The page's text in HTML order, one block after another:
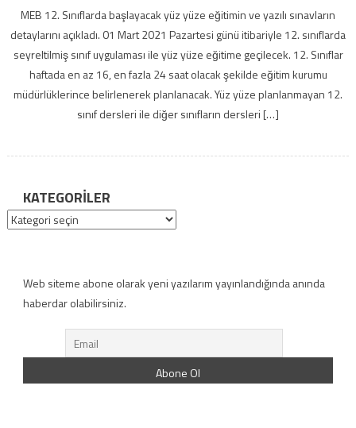
MEB 12. Sınıflarda başlayacak yüz yüze eğitimin ve yazılı sınavların
detaylarını açıkladı. 01 Mart 2021 Pazartesi günü itibariyle 12. sınıflarda
seyreltilmiş sınıf uygulaması ile yüz yüze eğitime geçilecek. 12. Sınıflar
haftada en az 16, en fazla 24 saat olacak şekilde eğitim kurumu
müdürlüklerince belirlenerek planlanacak. Yüz yüze planlanmayan 12.
sınıf dersleri ile diğer sınıfların dersleri […]
KATEGORILER
Kategoriler
Web siteme abone olarak yeni yazılarım yayınlandığında anında
haberdar olabilirsiniz.